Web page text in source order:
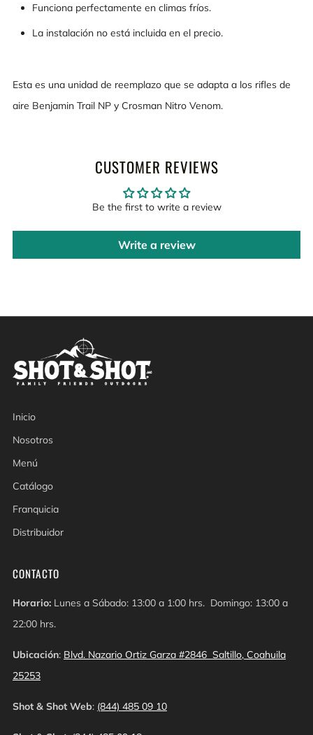
Funciona perfectamente en climas fríos.
La instalación no está incluida en el precio.
Esta es una unidad de reemplazo que se adapta a los rifles de
aire Benjamin Trail NP y Crosman Nitro Venom.
CUSTOMER REVIEWS
Be the first to write a review
Write a review
Inicio
Nosotros
Menú
Catálogo
Franquicia
Distribuidor
CONTACTO
Horario: Lunes a Sábado: 13:00 a 1:00 hrs. Domingo: 13:00 a
22:00 hrs.
Ubicación: Blvd. Nazario Ortiz Garza #2846 Saltillo, Coahuila
25253
Shot & Shot Web: (844) 485 09 10